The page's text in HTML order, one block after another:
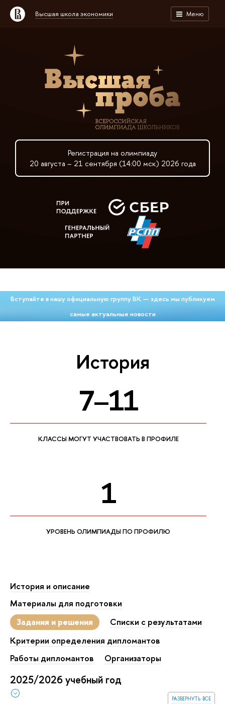
Высшая школа экономики Меню
Регистрация на олимпиаду
20 августа – 21 сентября (14:00 мск) 2026 года
Вступайте в нашу официальную группу ВК — здесь мы публикуем
самые актуальные новости
История
7–11
КЛАССЫ МОГУТ УЧАСТВОВАТЬ В ПРОФИЛЕ
1
УРОВЕНЬ ОЛИМПИАДЫ ПО ПРОФИЛЮ
История и описание
Материалы для подготовки
Задания и решения
Списки с результатами
Критерии определения дипломантов
Работы дипломантов
Организаторы
2025/2026 учебный год
развернуть все